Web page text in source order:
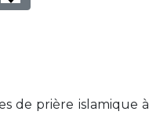
de prière islamique à